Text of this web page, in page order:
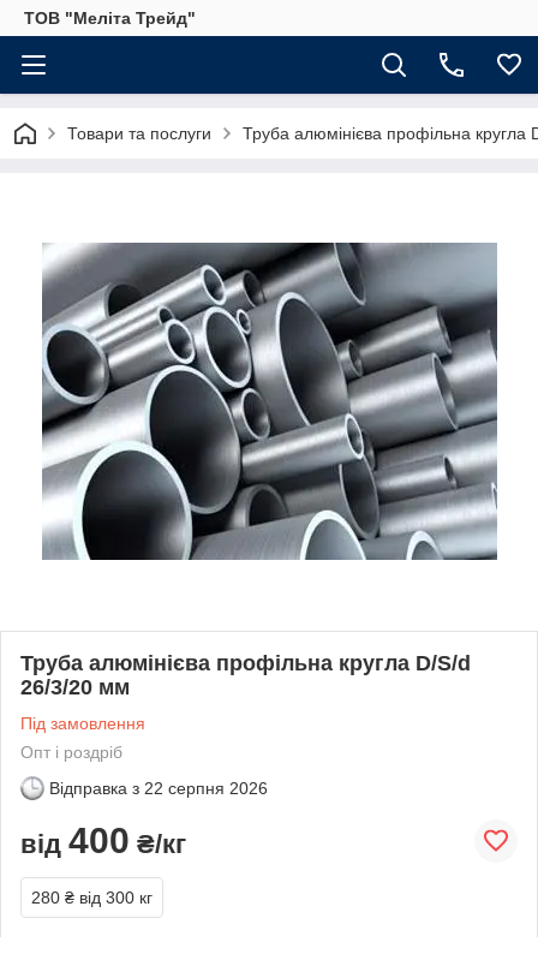
ТОВ "Меліта Трейд"
Товари та послуги Труба алюмінієва профільна
Труба алюмінієва профільна кругла D/S/d
26/3/20 мм
Під замовлення
Опт і роздріб
Відправка з 22 серпня 2026
від 400 ₴/кг
280 ₴ від 300 кг